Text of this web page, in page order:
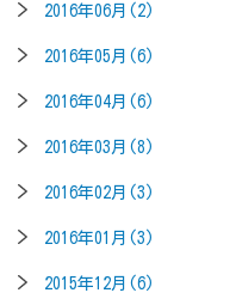
2016年06月(2)
2016年05月(6)
2016年04月(6)
2016年03月(8)
2016年02月(3)
2016年01月(3)
2015年12月(6)